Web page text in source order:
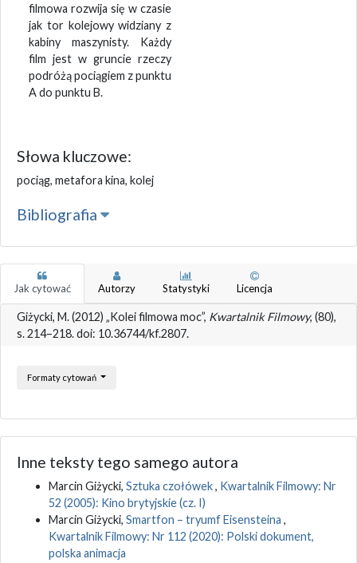
filmowa rozwija się w czasie
jak tor kolejowy widziany z
kabiny maszynisty. Każdy
film jest w gruncie rzeczy
podróżą pociągiem z punktu
A do punktu B.
Słowa kluczowe:
pociąg, metafora kina, kolej
Bibliografia
Jak cytować Autorzy Statystyki Licencja
Giżycki, M. (2012) „Kolei filmowa moc”, Kwartalnik Filmowy, (80),
s. 214–218. doi: 10.36744/kf.2807.
Formaty cytowań
Inne teksty tego samego autora
Marcin Giżycki, Sztuka czołówek, Kwartalnik Filmowy: Nr
52 (2005): Kino brytyjskie (cz. I)
Marcin Giżycki, Smartfon – tryumf Eisensteina ,
Kwartalnik Filmowy: Nr 112 (2020): Polski dokument,
polska animacja